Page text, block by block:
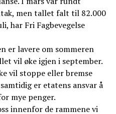
men tallet falt til 82.000
har Fri Fagbevegelse
er lavere om sommeren
vil øke igjen i september.
vil stoppe eller bremse
er etatens ansvar å
mye penger.
innenfor de rammene vi